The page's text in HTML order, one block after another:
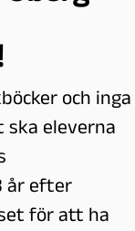
och inga
ska eleverna
år efter
för att ha